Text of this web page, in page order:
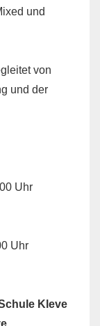
und
von
und der
Uhr
Uhr
Kleve